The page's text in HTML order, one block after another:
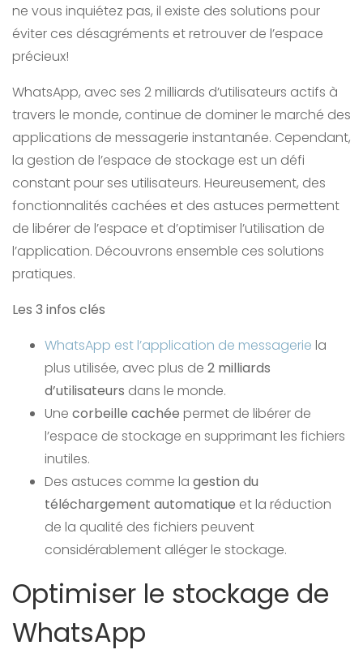
ne vous inquiétez pas, il existe des solutions pour
éviter ces désagréments et retrouver de l’espace
précieux!
WhatsApp, avec ses 2 milliards d’utilisateurs actifs à
travers le monde, continue de dominer le marché des
applications de messagerie instantanée. Cependant,
la gestion de l’espace de stockage est un défi
constant pour ses utilisateurs. Heureusement, des
fonctionnalités cachées et des astuces permettent
de libérer de l’espace et d’optimiser l’utilisation de
l’application. Découvrons ensemble ces solutions
pratiques.
Les 3 infos clés
WhatsApp est l’application de messagerie la
plus utilisée, avec plus de 2 milliards
d’utilisateurs dans le monde.
Une corbeille cachée permet de libérer de
l’espace de stockage en supprimant les fichiers
inutiles.
Des astuces comme la gestion du
téléchargement automatique et la réduction
de la qualité des fichiers peuvent
considérablement alléger le stockage.
Optimiser le stockage de
WhatsApp